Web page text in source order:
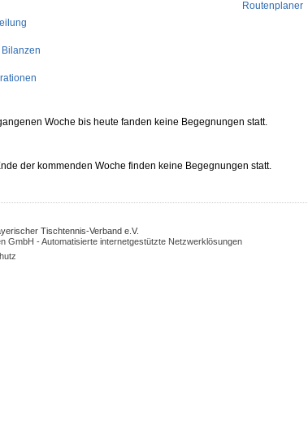
Routenplaner
Woche bis heute fanden keine Begegnungen statt.
der kommenden Woche finden keine Begegnungen statt.
Tischtennis-Verband e.V.
GmbH - Automatisierte internetgestützte Netzwerklösungen